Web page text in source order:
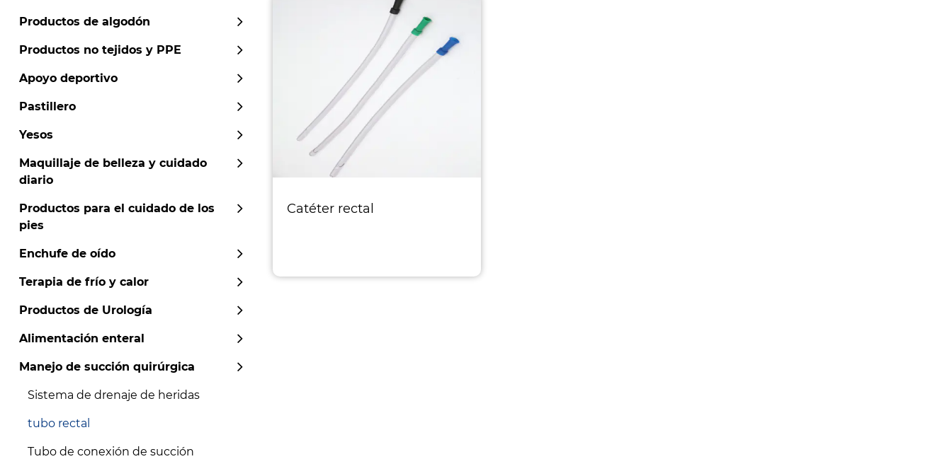
Productos de algodón
Productos no tejidos y PPE
Apoyo deportivo
Pastillero
Yesos
Maquillaje de belleza y cuidado
diario
Productos para el cuidado de los
pies
Enchufe de oído
Terapia de frío y calor
Productos de Urología
Alimentación enteral
Manejo de succión quirúrgica
Sistema de drenaje de heridas
tubo rectal
Tubo de conexión de succión
Catéter rectal